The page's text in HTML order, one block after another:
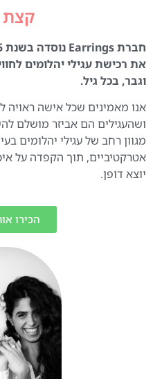
קצת
את רכישת עגילי יהלומים
וגבר, בכל גיל.
אנו מאמינים שכל אישה ראויה
ושהעגילים הם אביזר מושלם
מגוון רחב של עגילי יהלומים
אטרקטיביים, תוך הקפדה על
יוצא דופן.
הכירו